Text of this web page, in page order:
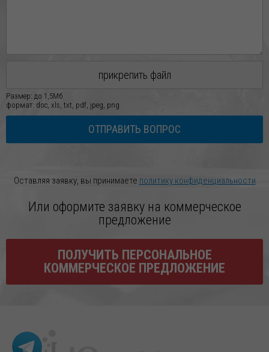
прикрепить файл
Размер: до 1,5Мб
формат: doc, xls, txt, pdf, jpeg, png
ОТПРАВИТЬ ВОПРОС
Оставляя заявку, вы принимаете политику конфиденциальности
Или оформите заявку на коммерческое
предложение
ПОЛУЧИТЬ ПЕРСОНАЛЬНОЕ
КОММЕРЧЕСКОЕ ПРЕДЛОЖЕНИЕ